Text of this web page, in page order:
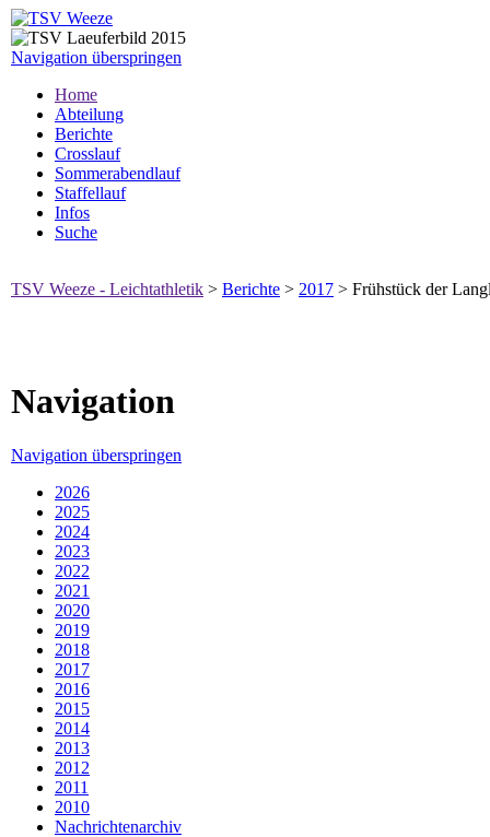
Navigation überspringen
Home
Abteilung
Berichte
Crosslauf
Sommerabendlauf
Staffellauf
Infos
Suche
TSV Weeze - Leichtathletik > Berichte > 2017 > Frühstück der
Navigation
Navigation überspringen
2026
2025
2024
2023
2022
2021
2020
2019
2018
2017
2016
2015
2014
2013
2012
2011
2010
Nachrichtenarchiv